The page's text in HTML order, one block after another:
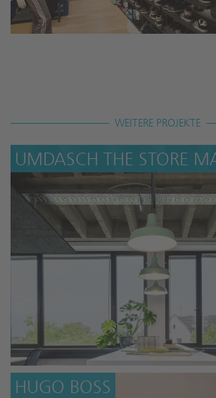
WEITERE PROJEKTE
UMDASCH THE STORE
HUGO BOSS